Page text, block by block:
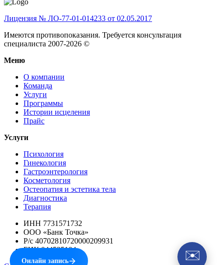
Лицензия № ЛО-77-01-014233 от 02.05.2017
Имеются противопоказания. Требуется консультация
специалиста 2007-2026 ©
Меню
О компании
Команда
Услуги
Программы
Истории исцеления
Прайс
Услуги
Психология
Гинекология
Гастроэнтерология
Косметология
Остеопатия и эстетика тела
Диагностика
Терапия
ИНН 7731571732
ООО «Банк Точка»
Р/с 40702810720000209931
БИК 044525104
✉️